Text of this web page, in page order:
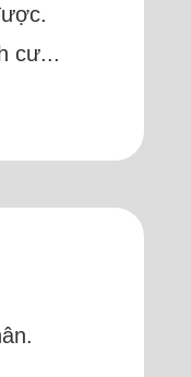
cư...